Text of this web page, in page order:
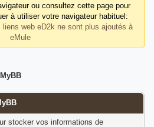
ou consultez cette page pour
à utiliser votre navigateur habituel:
web eD2k ne sont plus ajoutés à
eMule
stocker vos informations de